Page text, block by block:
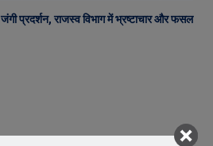
प्रदर्शन, राजस्व विभाग में भ्रष्टाचार और फसल